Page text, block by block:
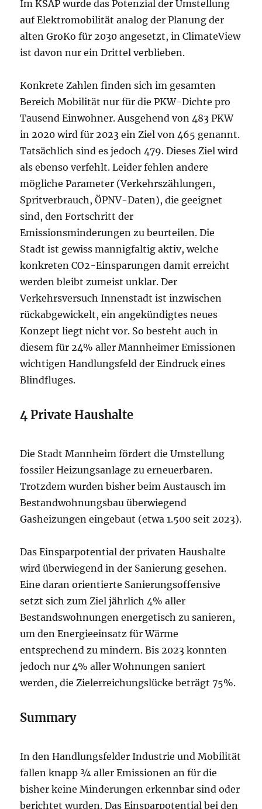
Im KSAP wurde das Potenzial der Umstellung
auf Elektromobilität analog der Planung der
alten GroKo für 2030 angesetzt, in ClimateView
ist davon nur ein Drittel verblieben.
Konkrete Zahlen finden sich im gesamten
Bereich Mobilität nur für die PKW-Dichte pro
Tausend Einwohner. Ausgehend von 483 PKW
in 2020 wird für 2023 ein Ziel von 465 genannt.
Tatsächlich sind es jedoch 479. Dieses Ziel wird
als ebenso verfehlt. Leider fehlen andere
mögliche Parameter (Verkehrszählungen,
Spritverbrauch, ÖPNV-Daten), die geeignet
sind, den Fortschritt der
Emissionsminderungen zu beurteilen. Die
Stadt ist gewiss mannigfaltig aktiv, welche
konkreten CO2-Einsparungen damit erreicht
werden bleibt zumeist unklar. Der
Verkehrsversuch Innenstadt ist inzwischen
rückabgewickelt, ein angekündigtes neues
Konzept liegt nicht vor. So besteht auch in
diesem für 24% aller Mannheimer Emissionen
wichtigen Handlungsfeld der Eindruck eines
Blindfluges.
4 Private Haushalte
Die Stadt Mannheim fördert die Umstellung
fossiler Heizungsanlage zu erneuerbaren.
Trotzdem wurden bisher beim Austausch im
Bestandwohnungsbau überwiegend
Gasheizungen eingebaut (etwa 1.500 seit 2023).
Das Einsparpotential der privaten Haushalte
wird überwiegend in der Sanierung gesehen.
Eine daran orientierte Sanierungsoffensive
setzt sich zum Ziel jährlich 4% aller
Bestandswohnungen energetisch zu sanieren,
um den Energieeinsatz für Wärme
entsprechend zu mindern. Bis 2023 konnten
jedoch nur 4% aller Wohnungen saniert
werden, die Zielerreichungslücke beträgt 75%.
Summary
In den Handlungsfelder Industrie und Mobilität
fallen knapp ¾ aller Emissionen an für die
bisher keine Minderungen erkennbar sind oder
berichtet wurden. Das Einsparpotential bei den